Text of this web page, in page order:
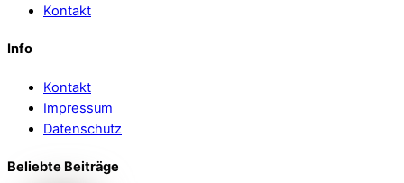
Kontakt
Info
Kontakt
Impressum
Datenschutz
Beliebte Beiträge